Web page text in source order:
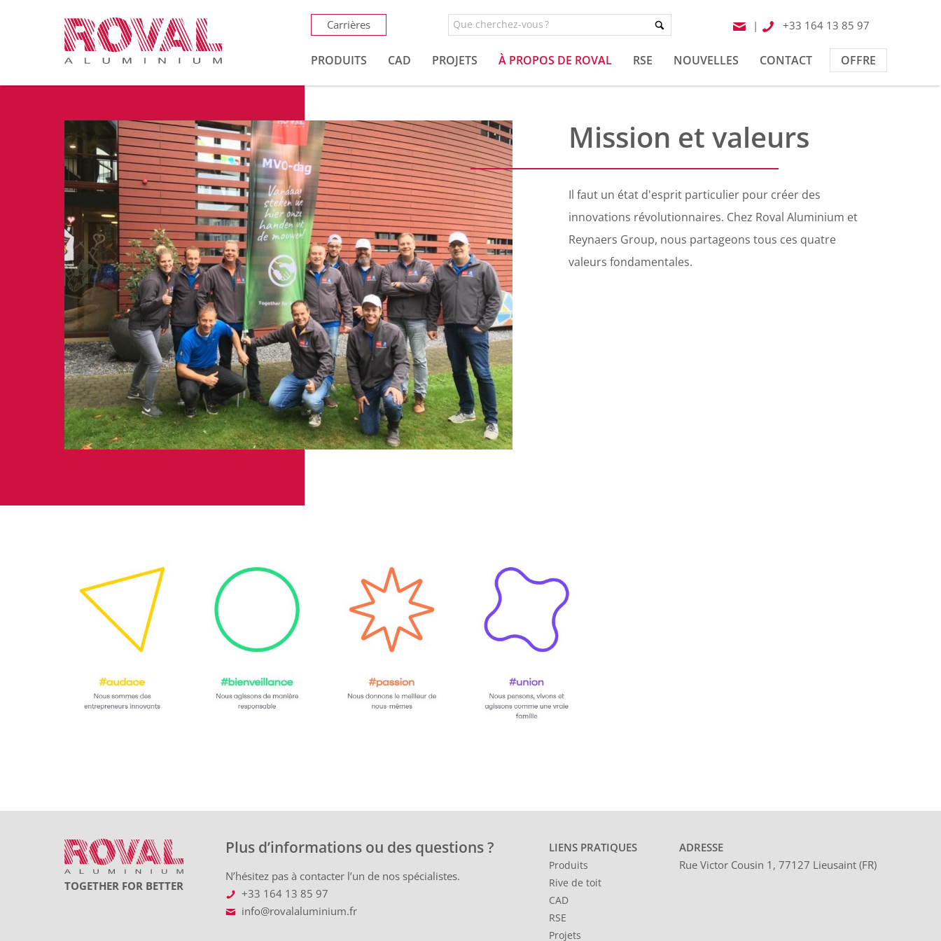
Carrières | +33 164 13 85 97
PRODUITS CAD PROJETS À PROPOS DE ROVAL RSE NOUVELLES CONTACT OFFRE
Mission et valeurs
Il faut un état d'esprit particulier pour créer des
innovations révolutionnaires. Chez Roval Aluminium et
Reynaers Group, nous partageons tous ces quatre
valeurs fondamentales.
TOGETHER FOR BETTER
Plus d’informations ou des questions ?
N’hésitez pas à contacter l’un de nos spécialistes.
+33 164 13 85 97
info@rovalaluminium.fr
LIENS PRATIQUES
Produits
Rive de toit
CAD
RSE
Projets
ADRESSE
Rue Victor Cousin 1, 77127 Lieusaint (FR)